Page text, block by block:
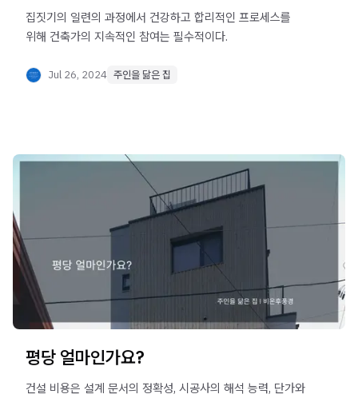
집짓기의 일련의 과정에서 건강하고 합리적인 프로세스를
위해 건축가의 지속적인 참여는 필수적이다.
Jul 26, 2024 주인을 닮은 집
평당 얼마인가요?
건설 비용은 설계 문서의 정확성, 시공사의 해석 능력, 단가와